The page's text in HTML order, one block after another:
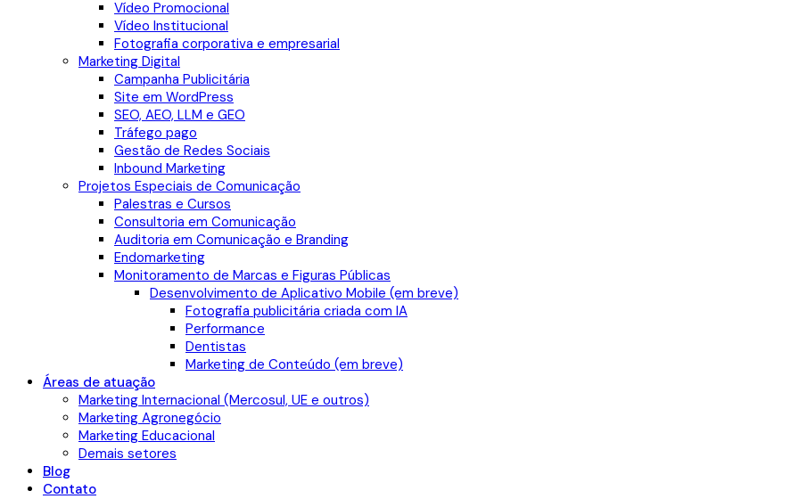
Vídeo Promocional
Vídeo Institucional
Fotografia corporativa e empresarial
Marketing Digital
Campanha Publicitária
Site em WordPress
SEO, AEO, LLM e GEO
Tráfego pago
Gestão de Redes Sociais
Inbound Marketing
Projetos Especiais de Comunicação
Palestras e Cursos
Consultoria em Comunicação
Auditoria em Comunicação e Branding
Endomarketing
Monitoramento de Marcas e Figuras Públicas
Desenvolvimento de Aplicativo Mobile (em breve)
Fotografia publicitária criada com IA
Performance
Dentistas
Marketing de Conteúdo (em breve)
Áreas de atuação
Marketing Internacional (Mercosul, UE e outros)
Marketing Agronegócio
Marketing Educacional
Demais setores
Blog
Contato